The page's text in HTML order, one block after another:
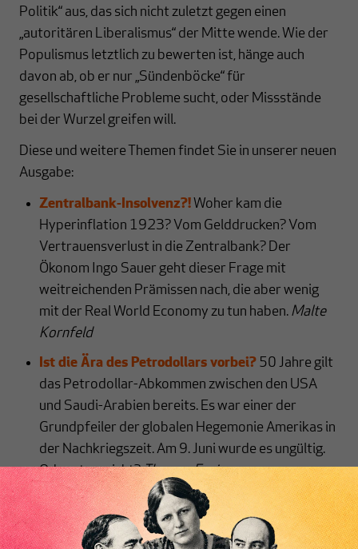
Politik“ aus, das sich nicht zuletzt gegen einen
„autoritären Liberalismus“ der Mitte wende. Wie der
Populismus letztlich zu bewerten ist, hänge auch
davon ab, ob er nur „Sündenböcke“ für
gesellschaftliche Probleme sucht, oder Missstände
bei der Wurzel greifen will.
Diese und weitere Themen findet Sie in unserer neuen
Ausgabe:
Zentralbank-Insolvenz?! Woher kam die
Hyperinflation 1923? Vom Gelddrucken? Vom
Vertrauensverlust in die Zentralbank? Der
Ökonom Ingo Sauer geht dieser Frage mit
weitreichenden Prämissen nach, die aber wenig
mit der Real World Economy zu tun haben. Malte
Kornfeld
Ist die Ära des Petrodollars vorbei? 50 Jahre gilt
das Petrodollar-Abkommen zwischen den USA
und Saudi-Arabien bereits. Es war einer der
Grundpfeiler der globalen Hegemonie Amerikas in
der Nachkriegszeit. Am 9. Juni wurde es ungültig.
Oder etwa nicht?Thomas Fazi
Mehr Banken-Kandare: Vier Vorschläge Europas
Banken sind nach wie vor unterreguliert und
aktuell auch übersubventioniert. Dazu vier